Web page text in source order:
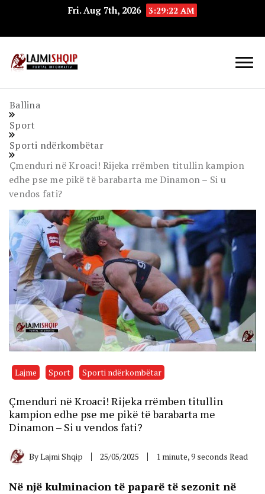
Fri. Aug 7th, 2026 3:29:23 AM
Ballina
Sport
Sporti ndërkombëtar
Çmenduri në Kroaci! Rijeka rrëmben titullin kampion
edhe pse me pikë të barabarta me Dinamon – Si u
vendos fati?
Lajme Sport Sporti ndërkombëtar
Çmenduri në Kroaci! Rijeka rrëmben titullin
kampion edhe pse me pikë të barabarta me
Dinamon – Si u vendos fati?
ByLajmi Shqip 25/05/2025 1 minute, 9 seconds Read
Në një kulminacion të paparë të sezonit në